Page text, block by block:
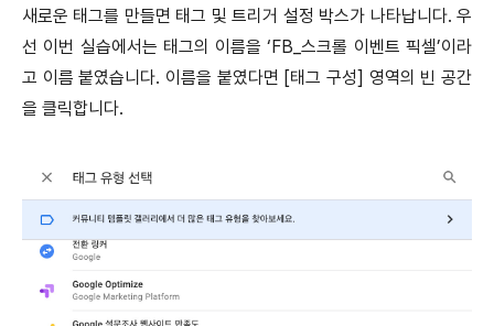
새로운 태그를 만들면 태그 및 트리거 설정 박스가 나타납니다. 우
선 이번 실습에서는 태그의 이름을 ‘FB_스크롤 이벤트 픽셀’이라
고 이름 붙였습니다. 이름을 붙였다면 [태그 구성] 영역의 빈 공간
을 클릭합니다.